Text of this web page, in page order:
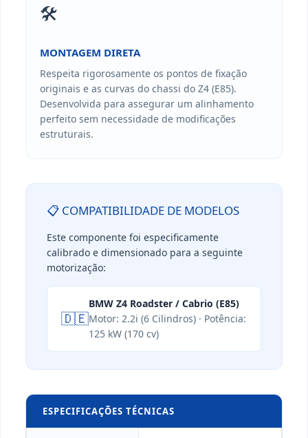
🛠️
MONTAGEM DIRETA
Respeita rigorosamente os pontos de fixação
originais e as curvas do chassi do Z4 (E85).
Desenvolvida para assegurar um alinhamento
perfeito sem necessidade de modificações
estruturais.
📋 COMPATIBILIDADE DE MODELOS
Este componente foi especificamente
calibrado e dimensionado para a seguinte
motorização:
🇩🇪
BMW Z4 Roadster / Cabrio (E85)
Motor: 2.2i (6 Cilindros) · Potência:
125 kW (170 cv)
ESPECIFICAÇÕES TÉCNICAS